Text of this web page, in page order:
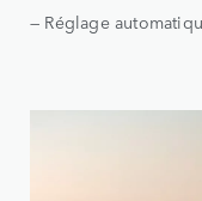
— Réglage